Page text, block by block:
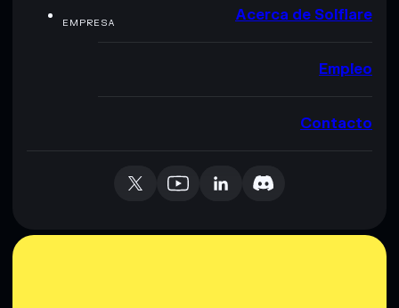
EMPRESA Acerca de Solflare
Empleo
Contacto